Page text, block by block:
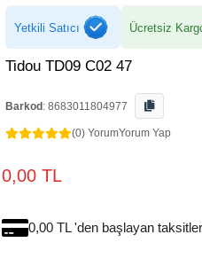
Yetkili Satıcı Ücretsiz
Tidou TD09 C02 47
Barkod : 8683011804977
(0) YorumYorum Yap
0,00 TL
0,00 TL 'den başlayan